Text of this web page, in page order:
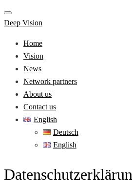
Deep Vision
Home
Vision
News
Network partners
About us
Contact us
English
Deutsch
English